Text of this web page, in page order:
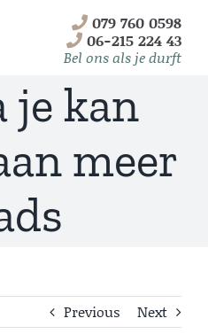
079 760 0598
06-215 224 43
Bel ons als je durft
je kan
meer
Previous Next